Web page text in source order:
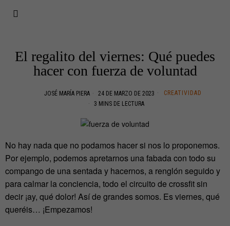
El regalito del viernes: Qué puedes
hacer con fuerza de voluntad
JOSÉ MARÍA PIERA 24 DE MARZO DE 2023
CREATIVIDAD
3 MINS DE LECTURA
No hay nada que no podamos hacer si nos lo proponemos.
Por ejemplo, podemos apretarnos una fabada con todo su
compango de una sentada y hacernos, a renglón seguido y
para calmar la conciencia, todo el circuito de crossfit sin
decir ¡ay, qué dolor! Así de grandes somos. Es viernes, qué
queréis… ¡Empezamos!